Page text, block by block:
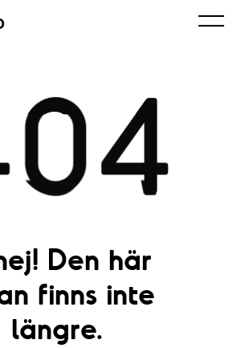
Den här
finns inte
längre.